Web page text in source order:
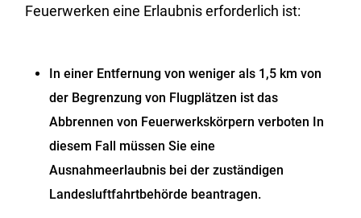
Feuerwerken eine Erlaubnis erforderlich ist:
In einer Entfernung von weniger als 1,5 km von
der Begrenzung von Flugplätzen ist das
Abbrennen von Feuerwerkskörpern verboten In
diesem Fall müssen Sie eine
Ausnahmeerlaubnis bei der zuständigen
Landesluftfahrtbehörde beantragen.